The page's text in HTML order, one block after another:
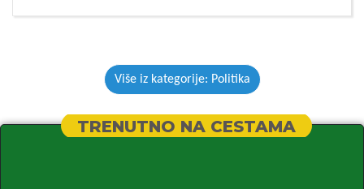
Više iz kategorije: Politika
TRENUTNO NA CESTAMA